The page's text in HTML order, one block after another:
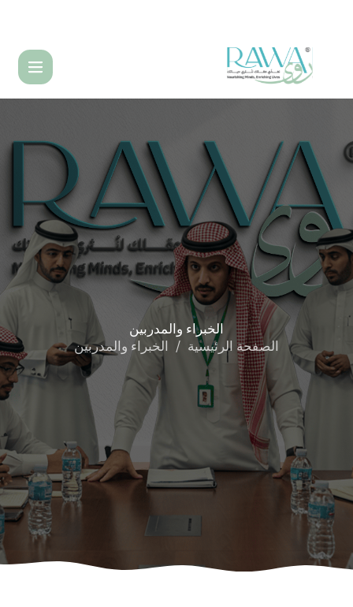
الخبراء والمدربين
الصفحة الرئيسية
الخبراء والمدربين